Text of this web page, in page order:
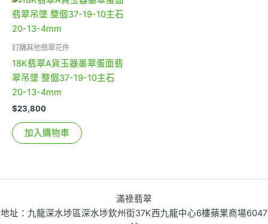
訂購其他翡翠花件
18K翡翠A貨玉器墨翠蛋面翡
翠吊墜 整個37-19-10主石
20-13-4mm
$23,800
加入購物車
滿祿翡翠
地址：九龍深水埗區深水埗欽州街37K西九龍中心6樓蘋果商場6047